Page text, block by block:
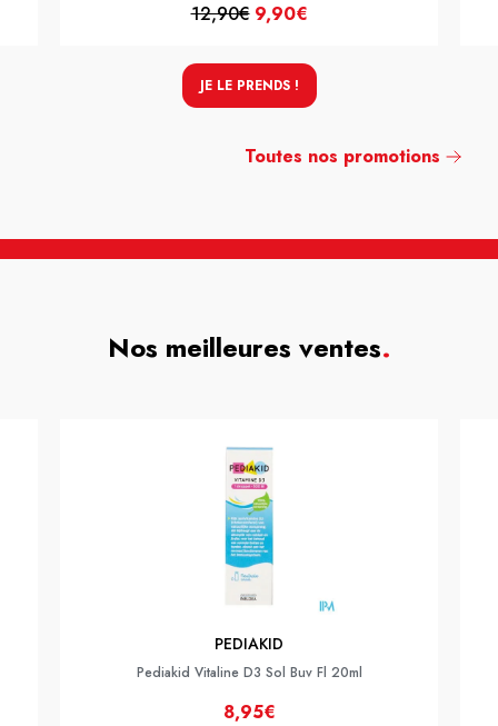
12,90€ 9,90€
JE LE PRENDS !
Toutes nos promotions
Nos meilleures ventes.
PEDIAKID
Pediakid Vitaline D3 Sol Buv Fl 20ml
8,95€